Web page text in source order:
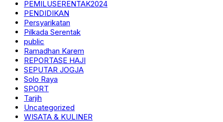
PEMILUSERENTAK2024
PENDIDIKAN
Persyarikatan
Pilkada Serentak
public
Ramadhan Karem
REPORTASE HAJI
SEPUTAR JOGJA
Solo Raya
SPORT
Tarjih
Uncategorized
WISATA & KULINER